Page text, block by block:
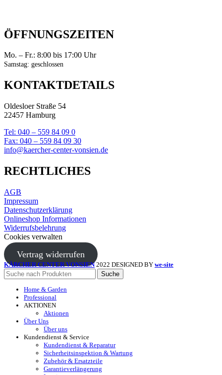
ÖFFNUNGSZEITEN
Mo. – Fr.: 8:00 bis 17:00 Uhr
Samstag: geschlossen
KONTAKTDETAILS
Oldesloer Straße 54
22457 Hamburg
Tel: 040 – 559 84 09 0
Fax: 040 – 559 84 09 30
info@kaercher-center-vonsien.de
RECHTLICHES
AGB
Impressum
Datenschutzerklärung
Onlineshop Informationen
Widerrufsbelehrung
Cookies verwalten
Vertrag widerrufen
KÄRCHER CENTER VONSIEN 2022 DESIGNED BY we-site
Suche
Home & Garden
Professional
AKTIONEN
Aktionen
Über Uns
Über uns
Kundendienst & Service
Kundendienst & Reparatur
Sicherheitsinspektion & Wartung
Zubehör & Ersatzteile
Garantieverlängerung